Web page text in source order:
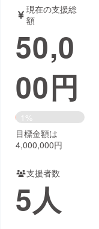
音楽
ゲーム・
書籍・雑誌
チャレンジ
Creation
コミュニティ
現在の支援総
額
50,0
00円
1%
目標金額は
4,000,000円
支援者数
5人